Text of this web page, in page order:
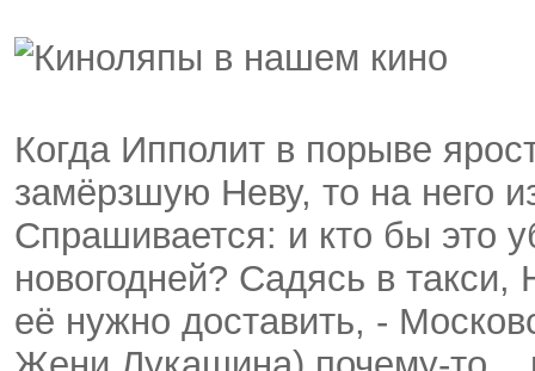
Когда Ипполит в порыве
замёрзшую Неву, то на него
Спрашивается: и кто бы это
новогодней? Садясь в
её нужно доставить, -